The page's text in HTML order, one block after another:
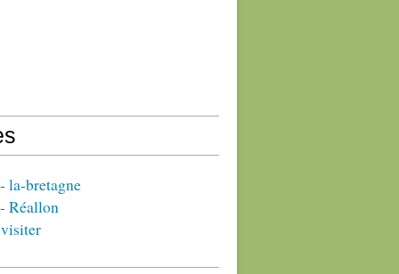
la-bretagne
Réallon